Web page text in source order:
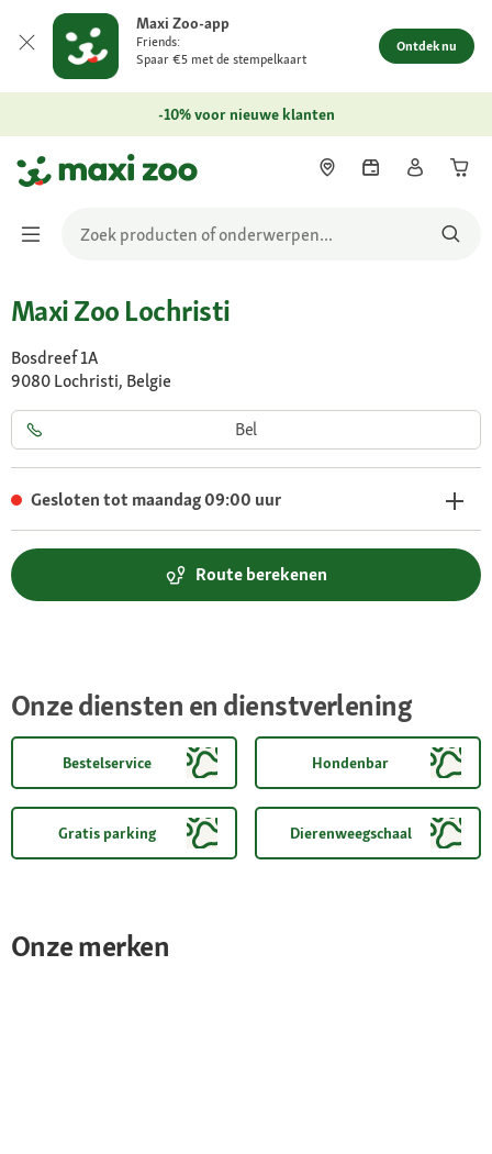
Maxi Zoo-app
Friends:
Spaar €5 met de stempelkaart
Ontdek nu
-10% voor nieuwe klanten
Maxi Zoo Lochristi
Bosdreef 1A
9080 Lochristi, Belgie
Bel
Gesloten tot maandag 09:00 uur
Route berekenen
Onze diensten en dienstverlening
Bestelservice Hondenbar
Gratis parking Dierenweegschaal
Onze merken